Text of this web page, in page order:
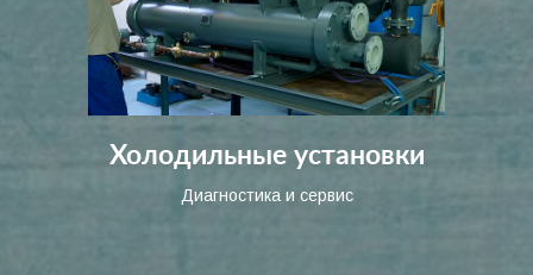
Холодильные установки
Диагностика и сервис